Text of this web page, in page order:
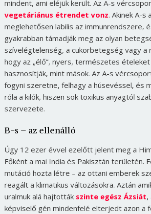
mindent, ami eléjük került. Az A-s
vegetáriánus étrendet vonz. Akinek A-s
meglehetősen labilis az immunrendszere,
gyakrabban támadják meg az olyan
szívelégtelenség, a cukorbetegség vagy a
hogy az „élő”, nyers, természetes
hasznosítják, mint mások. Az A-s
fogyni szeretne, felhagy a húsevéssel, és
róla a kilók, hiszen sok toxikus anyagtól
szervezete.
B-s – az ellenálló
Úgy 12 ezer évvel ezelőtt jelent meg a
Főként a mai India és Pakisztán területén.
mutáció hozta létre – az ottani emberek
reagált a klimatikus változásokra. Aztán
uralmuk alá hajtották szinte egész Ázsiát,
képviselő gén mindenfelé elterjedt azon a